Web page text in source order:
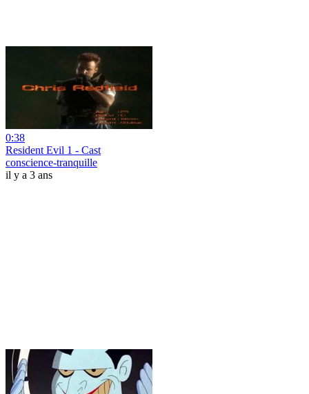
0:38
Resident Evil 1 - Cast
conscience-tranquille
il y a 3 ans